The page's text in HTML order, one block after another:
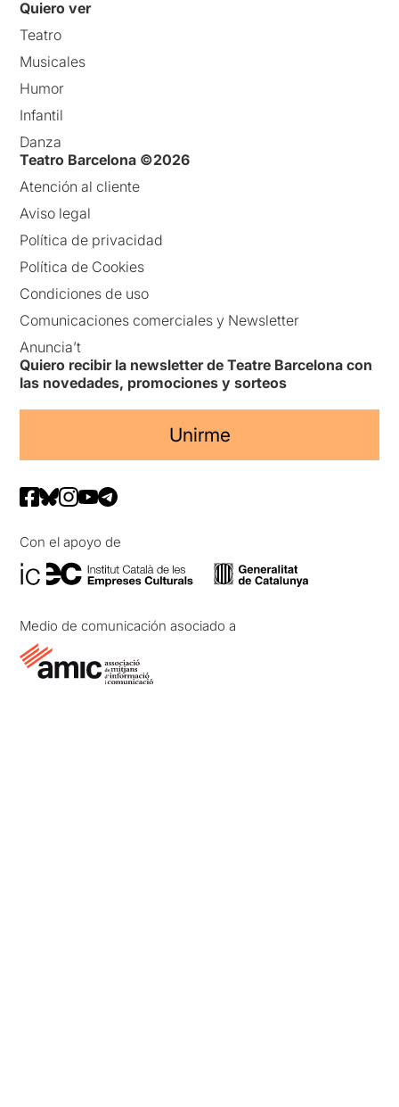
Quiero ver
Teatro
Musicales
Humor
Infantil
Danza
Teatro Barcelona ©2026
Atención al cliente
Aviso legal
Política de privacidad
Política de Cookies
Condiciones de uso
Comunicaciones comerciales y Newsletter
Anuncia’t
Quiero recibir la newsletter de Teatre Barcelona con
las novedades, promociones y sorteos
Unirme
Con el apoyo de
Medio de comunicación asociado a